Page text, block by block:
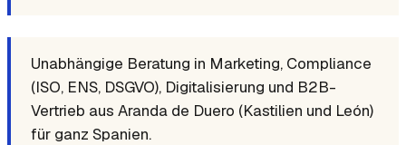
Unabhängige Beratung in Marketing, Compliance
(ISO, ENS, DSGVO), Digitalisierung und B2B-
Vertrieb aus Aranda de Duero (Kastilien und León)
für ganz Spanien.